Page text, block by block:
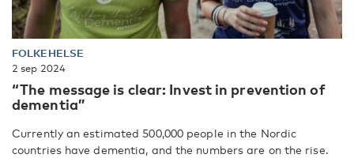
FOLKEHELSE
2 sep 2024
“The message is clear: Invest in prevention of
dementia”
Currently an estimated 500,000 people in the Nordic
countries have dementia, and the numbers are on the rise.